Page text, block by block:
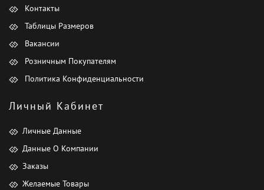
Контакты
Таблицы Размеров
Вакансии
Розничным Покупателям
Политика Конфиденциальности
Личный Кабинет
Личные Данные
Данные О Компании
Заказы
Желаемые Товары